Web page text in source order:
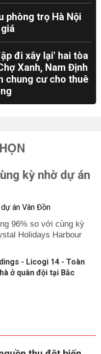
phòng trọ Hà Nội
đi xây lại' hai tòa
Xanh, Nam Định
chung cư cho thuê
kỳ nhờ dự án
96% so với cùng kỳ
Holidays Harbour
- Licogi 14 - Toàn
ở quân đội tại Bắc